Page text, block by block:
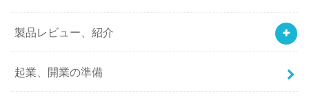
製品レビュー、紹介
起業、開業の準備